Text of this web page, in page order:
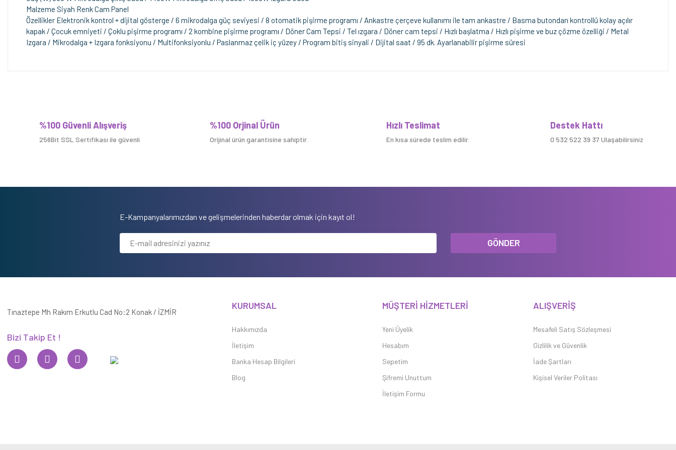
Malzeme Siyah Renk Cam Panel
Özellikler Elektronik kontrol + dijital gösterge / 6 mikrodalga güç seviyesi / 8 otomatik pişirme programı / Ankastre çerçeve kullanımı ile tam ankastre / Basma butondan kontrollü kolay açılır
kapak / Çocuk emniyeti / Çoklu pişirme programı / 2 kombine pişirme programı / Döner Cam Tepsi / Tel ızgara / Döner cam tepsi / Hızlı başlatma / Hızlı pişirme ve buz çözme özelliği / Metal
Izgara / Mikrodalga + Izgara fonksiyonu / Multifonksiyonlu / Paslanmaz çelik iç yüzey / Program bitiş sinyali / Dijital saat / 95 dk. Ayarlanabilir pişirme süresi
%100 Güvenli Alışveriş
256Bit SSL Sertifikası ile güvenli
%100 Orjinal Ürün
Orijinal ürün garantisine sahiptir.
Hızlı Teslimat
En kısa sürede teslim edilir.
Destek Hattı
0 532 522 39 37 Ulaşabilirsiniz
E-Kampanyalarımızdan ve gelişmelerinden haberdar olmak için kayıt ol!
GÖNDER
Tınaztepe Mh Rakım Erkutlu Cad No:2 Konak / İZMİR
Bizi Takip Et !
KURUMSAL
Hakkımızda
İletişim
Banka Hesap Bilgileri
Blog
MÜŞTERİ HİZMETLERİ
Yeni Üyelik
Hesabım
Sepetim
Şifremi Unuttum
İletişim Formu
ALIŞVERİŞ
Mesafeli Satış Sözleşmesi
Gizlilik ve Güvenlik
İade Şartları
Kişisel Veriler Politası